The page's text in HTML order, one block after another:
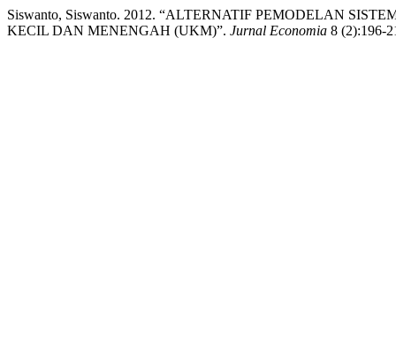
Siswanto, Siswanto. 2012. “ALTERNATIF PEMODELAN
KECIL DAN MENENGAH (UKM)”. Jurnal Economia 8 (2):196-